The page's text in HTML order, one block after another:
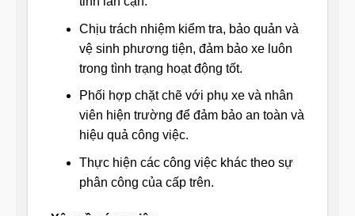
Chịu trách nhiệm kiểm tra, bảo quản và
vệ sinh phương tiện, đảm bảo xe luôn
trong tình trạng hoạt động tốt.
Phối hợp chặt chẽ với phụ xe và nhân
viên hiện trường để đảm bảo an toàn và
hiệu quả công việc.
Thực hiện các công việc khác theo sự
phân công của cấp trên.